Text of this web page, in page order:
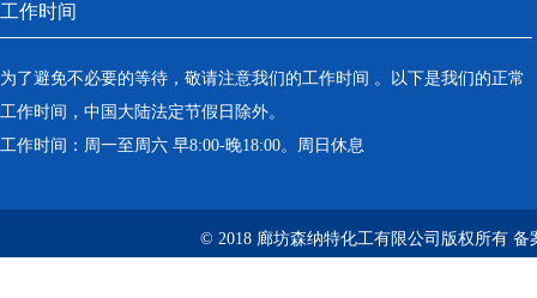
工作时间
为了避免不必要的等待，敬请注意我们的工作时间 。以下是我们的正常
工作时间，中国大陆法定节假日除外。
工作时间：周一至周六 早8:00-晚18:00。周日休息
© 2018 廊坊森纳特化工有限公司版权所有 备